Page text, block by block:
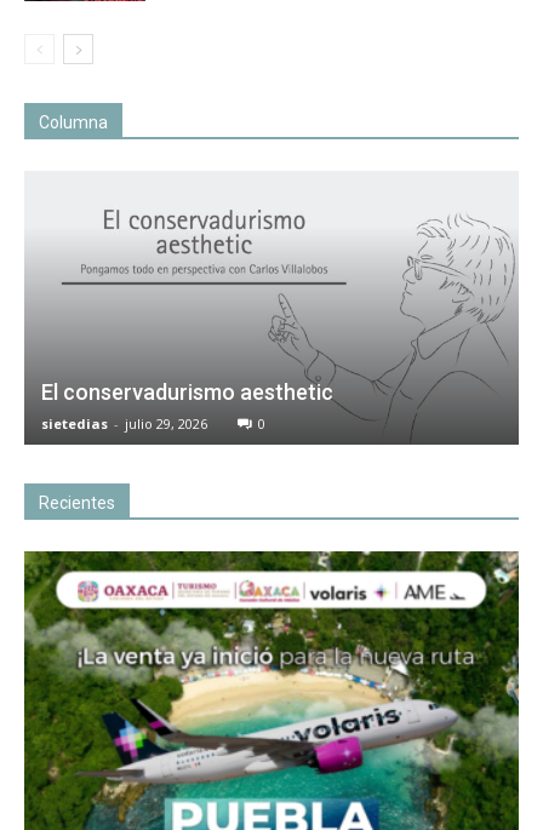
Columna
El conservadurismo aesthetic
sietedias - julio 29, 2026 0
Recientes